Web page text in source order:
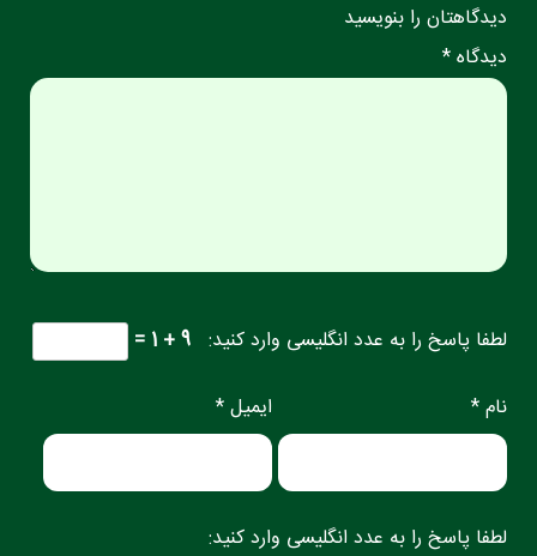
دیدگاهتان را بنویسید
دیدگاه *
لطفا پاسخ را به عدد انگلیسی وارد کنید: 9 + 1 =
نام * ایمیل *
لطفا پاسخ را به عدد انگلیسی وارد کنید: